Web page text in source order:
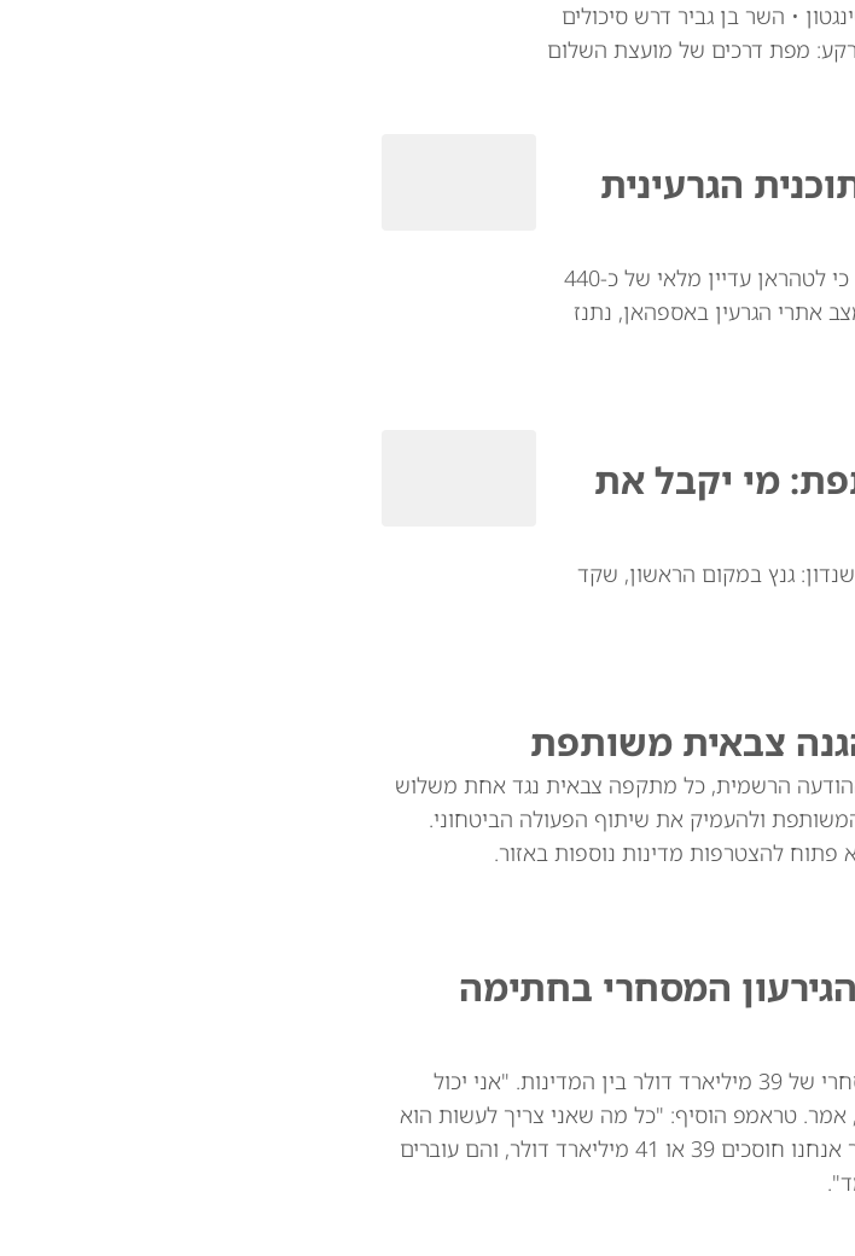
• השר בן גביר דרש סיכולים
מפת דרכים של מועצת השלום
הגרעינית
למרות התקיפות האמריקאיות באתרי ההעשרה המרכזיים, מומחים מעריכים כי לטהראן עדיין מלאי של כ-440
אתרי הגרעין באספהאן, נתנז
מי יקבל את
גנץ במקום הראשון, שקד
צבאית משותפת
הרשמית, כל מתקפה צבאית נגד אחת משלוש
ולהעמיק את שיתוף הפעולה הביטחוני.
פתוח להצטרפות מדינות נוספות באזור.
המסחרי בחתימה
נשיא ארה"ב דונלד טראמפ איים באופן מרומז על שוויץ בהקשר לגירעון המסחרי של 39 מיליארד דולר בין המדינות. "אני יכול
אמר. טראמפ הוסיף: "כל מה שאני צריך לעשות הוא
לומר: אני לא רוצה את השעונים שלכם. אני לא רוצה את הסחורות שלכם. וכך אנחנו חוסכים 39 או 41 מיליארד דולר, והם עוברים